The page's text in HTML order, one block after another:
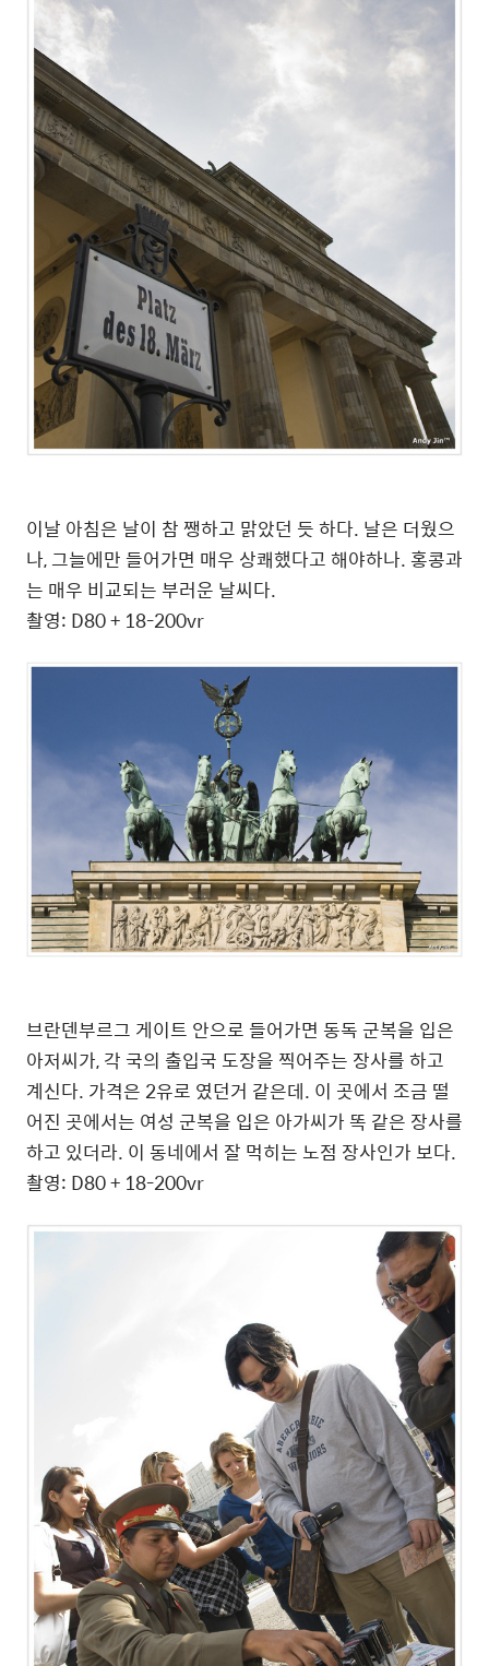
이날 아침은 날이 참 쨍하고 맑았던 듯 하다. 날은 더웠으
나, 그늘에만 들어가면 매우 상쾌했다고 해야하나. 홍콩과
는 매우 비교되는 부러운 날씨다.
촬영: D80 + 18-200vr
브란덴부르그 게이트 안으로 들어가면 동독 군복을 입은
아저씨가, 각 국의 출입국 도장을 찍어주는 장사를 하고
계신다. 가격은 2유로 였던거 같은데. 이 곳에서 조금 떨
어진 곳에서는 여성 군복을 입은 아가씨가 똑 같은 장사를
하고 있더라. 이 동네에서 잘 먹히는 노점 장사인가 보다.
촬영: D80 + 18-200vr